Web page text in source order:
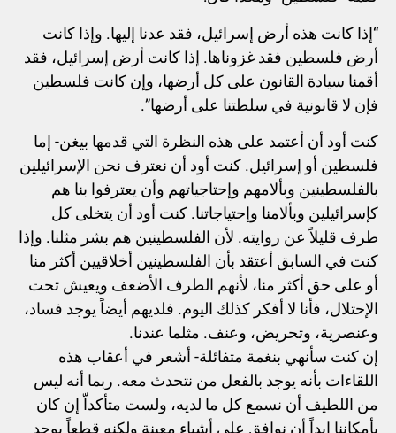
“إذا كانت هذه أرض إسرائيل، فقد عدنا إليها. وإذا كانت
أرض فلسطين فقد غزوناها. إذا كانت أرض إسرائيل، فقد
أقمنا سيادة القانون على كل أرضها، وإن كانت فلسطين
فإن لا قانونية في سلطتنا على أرضها”.
كنت أود أن أعتمد على هذه النظرة التي قدمها بيغن- إما
فلسطين أو إسرائيل. كنت أود أن نعترف نحن الإسرائيلين
بالفلسطينين وبألامهم وإحتاجياتهم وأن يعترفوا بنا هم
كإسرائيلين وبألامنا وإحتياجاتنا. كنت أود أن يتخلى كل
طرف قليلاً عن روايته. لأن الفلسطينين هم بشر مثلنا. وإذا
كنت في السابق أعتقد بأن الفلسطينين أخلاقيين أكثر منا
أو على حق أكثر منا، لأنهم الطرف الأضعف ويعيش تحت
الإحتلال، فأنا لا أفكر كذلك اليوم. فلديهم أيضاً يوجد فساد،
وعنصرية، وتحريض، وعنف. مثلما عندنا.
إن كنت سأنهي بنغمة متفائلة- أشعر في أعقاب هذه
اللقاءات بأنه يوجد بالفعل من نتحدث معه. ربما أنه ليس
من اللطيف أن نسمع كل ما لديه، ولست متأكداّ إن كان